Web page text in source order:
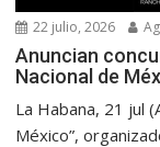
22 julio, 2026
Anuncian
Nacional de
La Habana, 21 jul
México”,